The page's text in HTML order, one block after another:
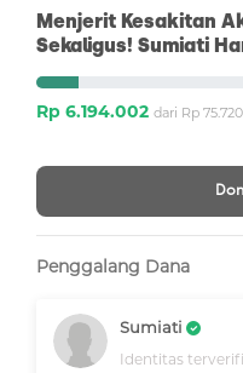
Menjerit Kesakitan
Sekaligus! Sumiati
Rp 6.194.002 dari Rp
Penggalang Dana
Sumiati
Identitas